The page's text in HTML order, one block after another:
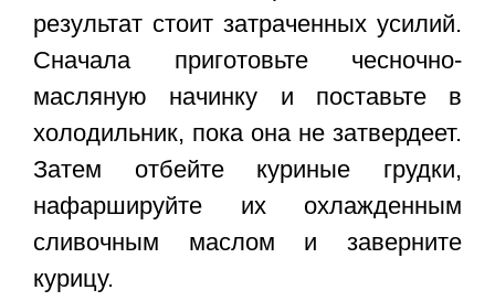
результат стоит затраченных усилий.
Сначала приготовьте чесночно-
масляную начинку и поставьте в
холодильник, пока она не затвердеет.
Затем отбейте куриные грудки,
нафаршируйте их охлажденным
сливочным маслом и заверните
курицу.